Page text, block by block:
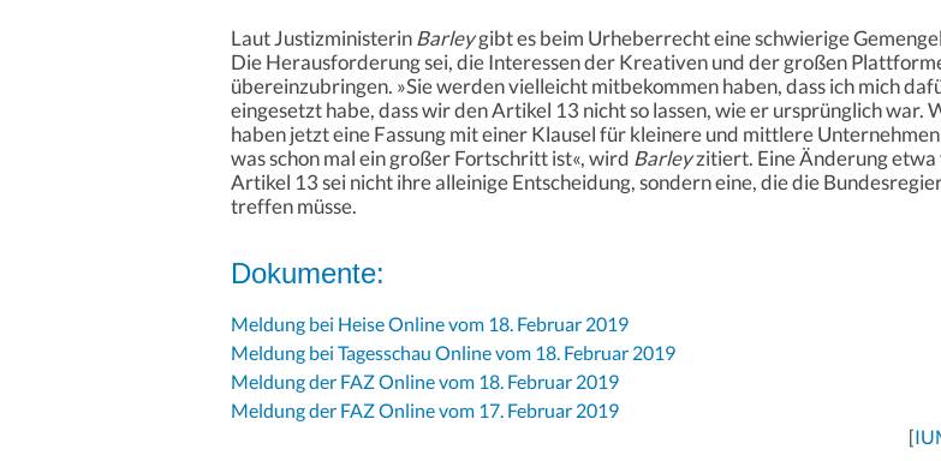
Laut JustizministerinBarleygibt es beim Urheberrecht eine schwierige
Die Herausforderung sei, die Interessen der Kreativen und der großen
übereinzubringen. »Sie werden vielleicht mitbekommen haben, dass ich mich
eingesetzt habe, dass wir den Artikel 13 nicht so lassen, wie er ursprünglich war.
haben jetzt eine Fassung mit einer Klausel für kleinere und mittlere
was schon mal ein großer Fortschritt ist«, wird Barleyzitiert. Eine Änderung etwa
Artikel 13 sei nicht ihre alleinige Entscheidung, sondern eine, die die
treffen müsse.
Dokumente:
Meldung bei Heise Online vom 18. Februar 2019
Meldung bei Tagesschau Online vom 18. Februar 2019
Meldung der FAZ Online vom 18. Februar 2019
Meldung der FAZ Online vom 17. Februar 2019
[